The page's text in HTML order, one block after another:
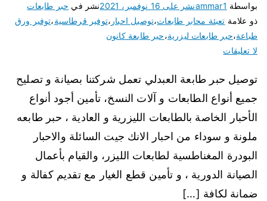
بواسطة ammar1نشر على 16 نوفمبر، 2021 نشر في حبر طابعات
ذو علامة تعبئة محابر طابعات،توصيل احبار ،توفير قرطاسية،توفير ورق
طباعة،حبر طابعات ليزرية،حبر طابعة كانون
لا تعليقات
توصيل حبر طابعة العبدلي تعمل شركتنا بصيانة و تصليح
جميع أنواع الطابعات و آلات النسخ، تأمين أجود أنواع
الأحبار الخاصة بالطابعات الليزرية و العادية ، حبر طابعه
ملونة و سوداء من احبار الانك جيت السائلة والاحبار
البودرة المغناطسية لطابعات الليزر، والقيام بأعمال
الصيانة الدورية ، و تأمين قطع الغيار مع تقديم كفالة و
ضمانة لكافة […]